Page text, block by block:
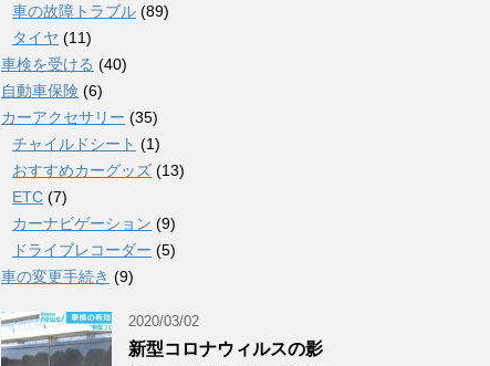
車の故障トラブル (89)
タイヤ (11)
車検を受ける (40)
自動車保険 (6)
カーアクセサリー (35)
チャイルドシート (1)
おすすめカーグッズ (13)
ETC (7)
カーナビゲーション (9)
ドライブレコーダー (5)
車の変更手続き (9)
2020/03/02
新型コロナウィルスの影